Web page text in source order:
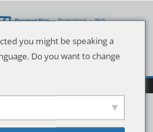
you might be speaking a
Do you want to change